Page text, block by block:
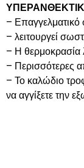
–
– λειτουργεί
– Η θερμοκρασία
– Περισσότερες
– Το καλώδιο
να αγγίξετε την